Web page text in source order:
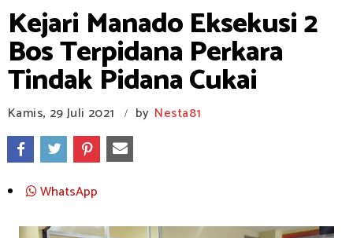
Kejari Manado Eksekusi 2
Bos Terpidana Perkara
Tindak Pidana Cukai
Kamis, 29 Juli 2021 / by Nesta81
WhatsApp